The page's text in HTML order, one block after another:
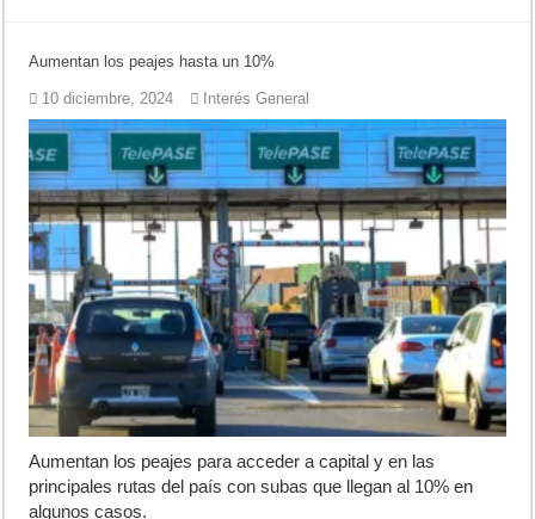
Aumentan los peajes hasta un 10%
10 diciembre, 2024 Interés General
Aumentan los peajes para acceder a capital y en las
principales rutas del país con subas que llegan al 10% en
algunos casos.